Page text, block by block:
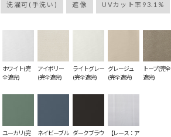
洗濯可(手洗い) 遮像 UVカット率93.1%
ホワイト(完
全遮光)
アイボリー
(完全遮光)
ライトグレー
(完全遮光)
グレージュ
(完全遮光)
トープ(完全
遮光)
ユーカリ(完
ネイビーブル
ダークブラウ
【レース：ア